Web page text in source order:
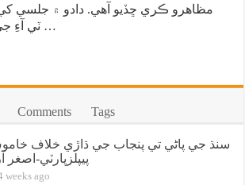
مظاهرو ڪري ڇڏيو آهي. دادو ۾ جلسي
ٽي آءِ جي سربراهه عمران …
Comments Tags
سنڌ جي پاڻي تي پنجاب جي ڌاڙي خلاف
پيپلزپارٽي-اصغر
weeks ago